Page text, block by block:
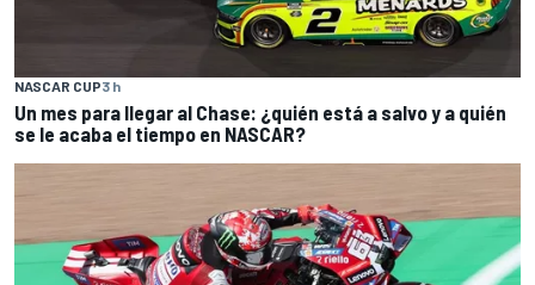
NASCAR CUP3 h
Un mes para llegar al Chase: ¿quién está a salvo y a quién
se le acaba el tiempo en NASCAR?